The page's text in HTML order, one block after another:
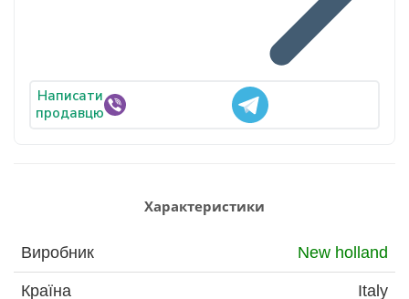
Написати
продавцю
Характеристики
Виробник New holland
Країна Italy